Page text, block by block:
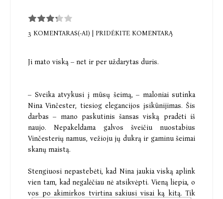
3 KOMENTARAS(-AI) PRIDĖKITE KOMENTARĄ
Ji mato viską – net ir per uždarytas duris.
– Sveika atvykusi į mūsų šeimą, – maloniai sutinka
Nina Vinčester, tiesiog elegancijos įsikūnijimas. Šis
darbas – mano paskutinis šansas viską pradėti iš
naujo. Nepakeldama galvos šveičiu nuostabius
Vinčesterių namus, vežioju jų dukrą ir gaminu šeimai
skanų maistą.
Stengiuosi nepastebėti, kad Nina jaukia viską aplink
vien tam, kad negalėčiau nė atsikvėpti. Vieną liepia, o
vos po akimirkos tvirtina sakiusi visai ką kitą. Tik